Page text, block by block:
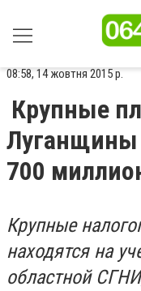
08:58, 14 жовтня 2015 р.
Крупные
Луганщины
700
Крупные
находятся на
областной